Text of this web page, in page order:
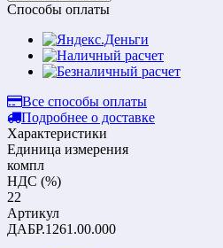
Способы оплаты
Все способы оплаты
Подробнее о доставке
Характеристики
Единица измерения
компл
НДС (%)
22
Артикул
ДАБР.1261.00.000